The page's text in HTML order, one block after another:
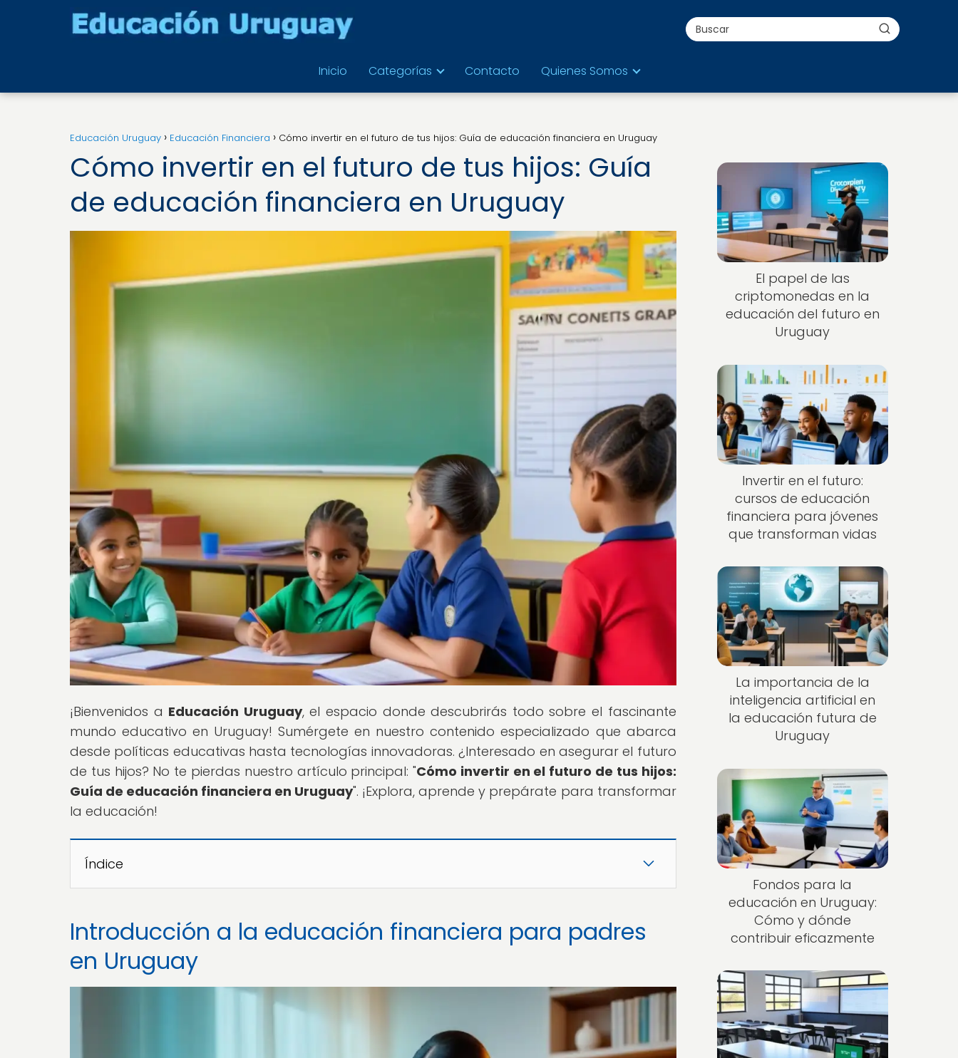
Inicio Categorías Contacto Quienes Somos
Educación Uruguay Educación Financiera Cómo invertir en el futuro de tus hijos: Guía de educación financiera en Uruguay
Cómo invertir en el futuro de tus hijos: Guía
de educación financiera en Uruguay
¡Bienvenidos a Educación Uruguay, el espacio donde descubrirás todo sobre el fascinante
mundo educativo en Uruguay! Sumérgete en nuestro contenido especializado que abarca
desde políticas educativas hasta tecnologías innovadoras. ¿Interesado en asegurar el futuro
de tus hijos? No te pierdas nuestro artículo principal: "Cómo invertir en el futuro de tus hijos:
Guía de educación financiera en Uruguay". ¡Explora, aprende y prepárate para transformar
la educación!
Índice
Introducción a la educación financiera para padres
en Uruguay
El papel de las
criptomonedas en la
educación del futuro en
Uruguay
Invertir en el futuro:
cursos de educación
financiera para jóvenes
que transforman vidas
La importancia de la
inteligencia artificial en
la educación futura de
Uruguay
Fondos para la
educación en Uruguay:
Cómo y dónde
contribuir eficazmente